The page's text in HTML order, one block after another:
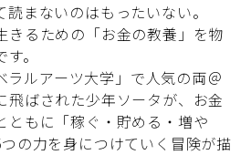
まないのはもったいない。
きるための「お金の教養」を物
。
ラルアーツ大学」で人気の両＠
飛ばされた少年ソータが、お金
ともに「稼ぐ・貯める・増や
の力を身につけていく冒険が描